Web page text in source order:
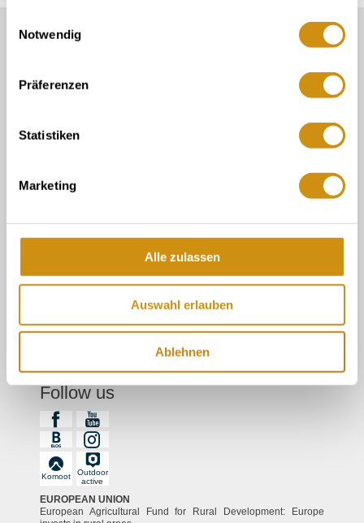
Notwendig
Präferenzen
Statistiken
Marketing
Alle zulassen
Auswahl erlauben
Ablehnen
Our Service contact:
about us
Tourist Information Gau-Algesheim
Legal links
Follow us
Komoot
Outdoor
active
EUROPEAN UNION
European Agricultural Fund for Rural Development: Europe